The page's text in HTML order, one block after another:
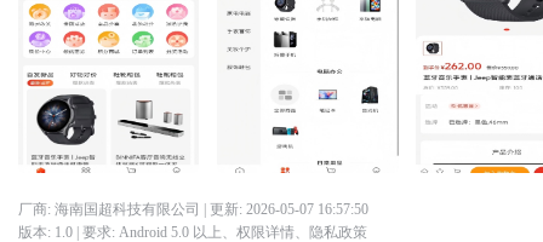
厂商: 海南国超科技有限公司 | 更新: 2026-05-07 16:57:50
版本: 1.0| 要求: Android 5.0 以上、 权限详情、 隐私政策